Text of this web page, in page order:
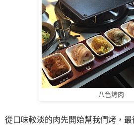
八色烤肉
從口味較淡的肉先開始幫我們烤，